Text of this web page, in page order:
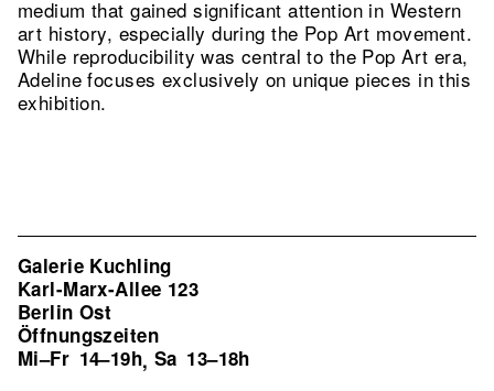
medium that gained significant attention in Western
art history, especially during the Pop Art movement.
While reproducibility was central to the Pop Art era,
Adeline focuses exclusively on unique pieces in this
exhibition.
Galerie Kuchling
Karl-Marx-Allee 123
Berlin Ost
Öffnungszeiten
Mi–Fr 14–19h, Sa 13–18h